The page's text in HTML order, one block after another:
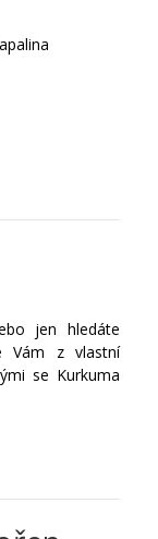
jen hledáte
Vám z vlastní
se Kurkuma